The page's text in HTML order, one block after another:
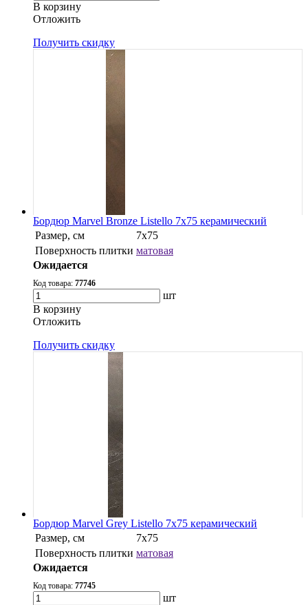
В корзину
Oтложить
Получить скидку
Бордюр Marvel Bronze Listello 7x75 керамический
Размер, см
7x75
Поверхность плитки матовая
Ожидается
Код товара: 77746
шт
В корзину
Oтложить
Получить скидку
Бордюр Marvel Grey Listello 7x75 керамический
Размер, см
7x75
Поверхность плитки матовая
Ожидается
Код товара: 77745
шт